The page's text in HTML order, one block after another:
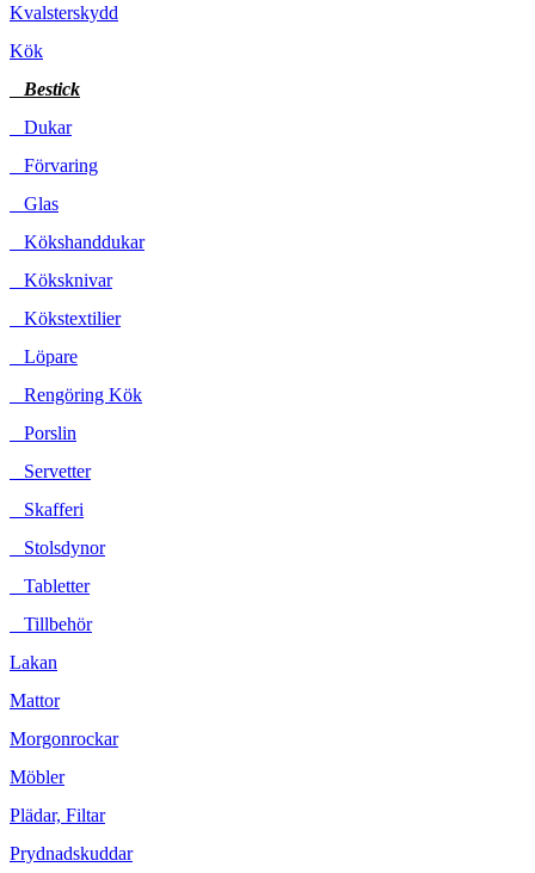
Kvalsterskydd
Kök
Bestick
Dukar
Förvaring
Glas
Kökshanddukar
Köksknivar
Kökstextilier
Löpare
Rengöring Kök
Porslin
Servetter
Skafferi
Stolsdynor
Tabletter
Tillbehör
Lakan
Mattor
Morgonrockar
Möbler
Plädar, Filtar
Prydnadskuddar